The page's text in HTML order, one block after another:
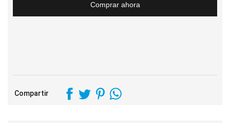
Comprar ahora
Compartir